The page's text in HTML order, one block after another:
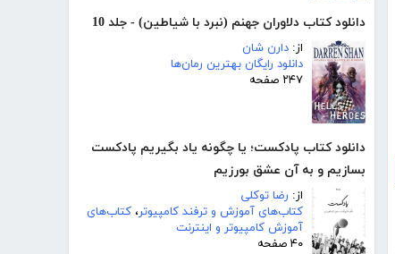
دانلود کتاب دلاوران جهنم (نبرد با شیاطین) - جلد 10
از: دارن شان
دانلود رایگان بهترین رمان‌ها
۲۴۷ صفحه
دانلود کتاب پادکست؛ یا چگونه یاد بگیریم پادکست
بسازیم و به آن عشق بورزیم
از: رضا توکلی
کتاب‌های آموزش و ترفند کامپیوتر، کتاب‌های
آموزش کامپیوتر و اینترنت
۴۰ صفحه